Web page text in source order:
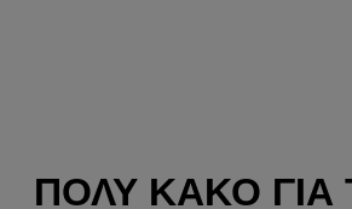
ΠΟΛΎ ΚΑΚΌ ΓΙΑ